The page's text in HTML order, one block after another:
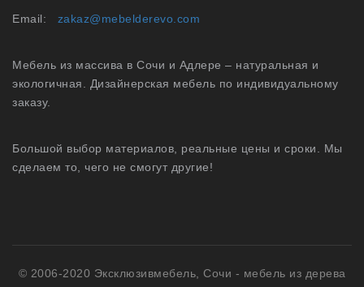
Email: zakaz@mebelderevo.com
Мебель из массива в Сочи и Адлере – натуральная и
экологичная. Дизайнерская мебель по индивидуальному
заказу.
Большой выбор материалов, реальные цены и сроки. Мы
сделаем то, чего не смогут другие!
© 2006-2020 Эксклюзивмебель, Сочи - мебель из дерева